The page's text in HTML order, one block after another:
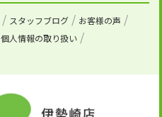
スタッフブログ
お客様の声
個人情報の取り扱い